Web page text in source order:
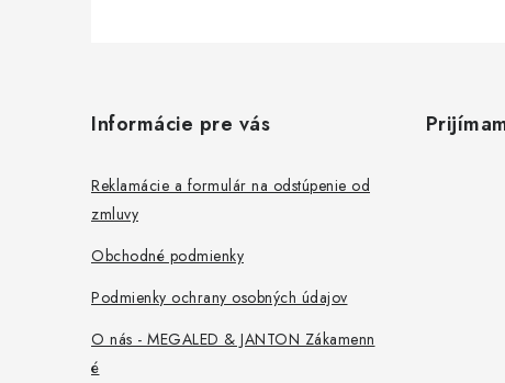
Informácie pre vás
Reklamácie a formulár na odstúpenie od
zmluvy
Obchodné podmienky
Podmienky ochrany osobných údajov
O nás - MEGALED & JANTON Zákamenn
é